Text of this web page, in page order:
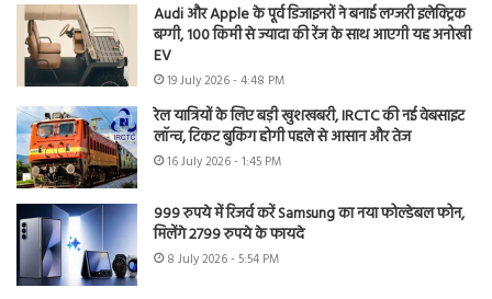
Audi और Apple के पूर्व डिजाइनरों ने बनाई लग्जरी इलेक्ट्रिक
बग्गी, 100 किमी से ज्यादा की रेंज के साथ आएगी यह अनोखी
EV
19 July 2026 - 4:48 PM
रेल यात्रियों के लिए बड़ी खुशखबरी, IRCTC की नई वेबसाइट
लॉन्च, टिकट बुकिंग होगी पहले से आसान और तेज
16 July 2026 - 1:45 PM
999 रुपये में रिजर्व करें Samsung का नया फोल्डेबल फोन,
मिलेंगे 2799 रुपये के फायदे
8 July 2026 - 5:54 PM